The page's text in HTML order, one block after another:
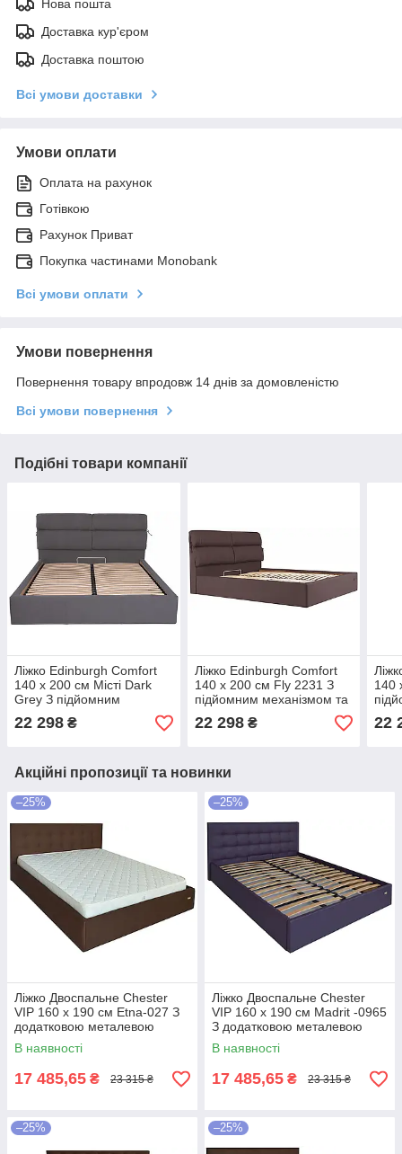
Нова пошта
Доставка кур'єром
Доставка поштою
Всі умови доставки
Умови оплати
Оплата на рахунок
Готівкою
Рахунок Приват
Покупка частинами Monobank
Всі умови оплати
Умови повернення
Повернення товару впродовж 14 днів за домовленістю
Всі умови повернення
Подібні товари компанії
Ліжко Edinburgh Comfort
140 х 200 см Місті Dark
Grey З підйомним
механізмом та нішою для
білизни Темно-сірий
22 298 ₴
Ліжко Edinburgh Comfort
140 х 200 см Fly 2231 З
підйомним механізмом та
нішою для білизни Темно-
коричневий
22 298₴
140
22
Акційні пропозиції та новинки
–25%
Ліжко Двоспальне Chester
VIP 160 х 190 см Etna-027 З
додатковою металевою
цільнозварною рамою
Коричневий
В наявності
17 485,65 ₴ 23 315 ₴
–25%
Ліжко Двоспальне Chester
VIP 160 х 190 см Madrit -0965
З додатковою металевою
цільнозварною рамою
Фіолетовий
В наявності
17 485,65 ₴ 23 315 ₴
–25% –25%